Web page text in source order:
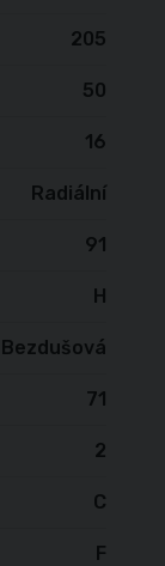
205
50
16
Radiální
91
H
Bezdušová
71
2
C
F